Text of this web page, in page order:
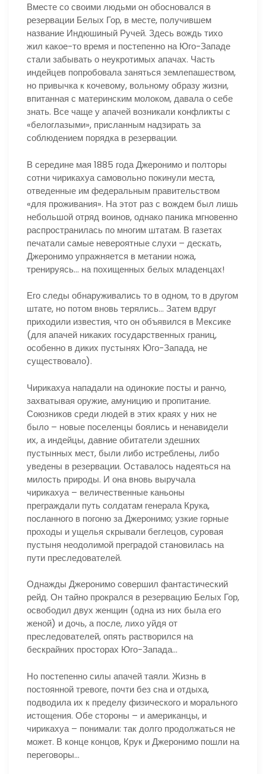
Вместе со своими людьми он обосновался в
резервации Белых Гор, в месте, получившем
название Индюшиный Ручей. Здесь вождь тихо
жил какое-то время и постепенно на Юго-Западе
стали забывать о неукротимых апачах. Часть
индейцев попробовала заняться землепашеством,
но привычка к кочевому, вольному образу жизни,
впитанная с материнским молоком, давала о себе
знать. Все чаще у апачей возникали конфликты с
«белоглазыми», присланным надзирать за
соблюдением порядка в резервации.
В середине мая 1885 года Джеронимо и полторы
сотни чирикахуа самовольно покинули места,
отведенные им федеральным правительством
«для проживания». На этот раз с вождем был лишь
небольшой отряд воинов, однако паника мгновенно
распространилась по многим штатам. В газетах
печатали самые невероятные слухи – дескать,
Джеронимо упражняется в метании ножа,
тренируясь… на похищенных белых младенцах!
Его следы обнаруживались то в одном, то в другом
штате, но потом вновь терялись… Затем вдруг
приходили известия, что он объявился в Мексике
(для апачей никаких государственных границ,
особенно в диких пустынях Юго-Запада, не
существовало).
Чирикахуа нападали на одинокие посты и ранчо,
захватывая оружие, амуницию и пропитание.
Союзников среди людей в этих краях у них не
было – новые поселенцы боялись и ненавидели
их, а индейцы, давние обитатели здешних
пустынных мест, были либо истреблены, либо
уведены в резервации. Оставалось надеяться на
милость природы. И она вновь выручала
чирикахуа – величественные каньоны
преграждали путь солдатам генерала Крука,
посланного в погоню за Джеронимо; узкие горные
проходы и ущелья скрывали беглецов, суровая
пустыня неодолимой преградой становилась на
пути преследователей.
Однажды Джеронимо совершил фантастический
рейд. Он тайно прокрался в резервацию Белых Гор,
освободил двух женщин (одна из них была его
женой) и дочь, а после, лихо уйдя от
преследователей, опять растворился на
бескрайних просторах Юго-Запада…
Но постепенно силы апачей таяли. Жизнь в
постоянной тревоге, почти без сна и отдыха,
подводила их к пределу физического и морального
истощения. Обе стороны – и американцы, и
чирикахуа – понимали: так долго продолжаться не
может. В конце концов, Крук и Джеронимо пошли на
переговоры…